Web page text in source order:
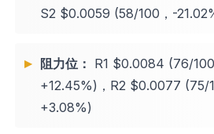
S2 $0.0059 (58/100，-
阻力位： R1 $0.0084 (76/
+12.45%)，R2 $0.0077 (75/
+3.08%)